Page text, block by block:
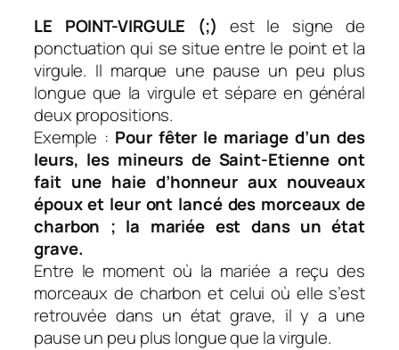
LE POINT-VIRGULE (;) est le signe de
ponctuation qui se situe entre le point et la
virgule. Il marque une pause un peu plus
longue que la virgule et sépare en général
deux propositions.
Exemple : Pour fêter le mariage d’un des
leurs, les mineurs de Saint-Etienne ont
fait une haie d’honneur aux nouveaux
époux et leur ont lancé des morceaux de
charbon ; la mariée est dans un état
grave.
Entre le moment où la mariée a reçu des
morceaux de charbon et celui où elle s’est
retrouvée dans un état grave, il y a une
pause un peu plus longue que la virgule.